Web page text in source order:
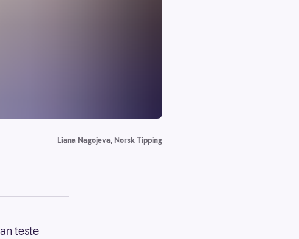
Liana Nagojeva, Norsk Tipping
teste